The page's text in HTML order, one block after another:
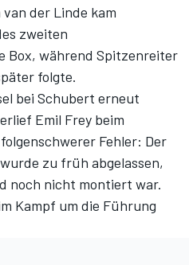
der Linde kam
zweiten
Box, während Spitzenreiter
folgte.
bei Schubert erneut
Emil Frey beim
Fehler: Der
zu früh abgelassen,
noch nicht montiert war.
Kampf um die Führung